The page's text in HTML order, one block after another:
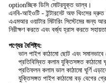
optionচ্ছিক ডিসি মোটরযুক্ত ভাল্ব।
এনবি-আইওটি - ইন্টারনেট অফ থিংসের দ্রুত
এএমআর ওয়াটার মিটারিং সিস্টেমের জন্য
নিরীক্ষণ করতে এবং বর্জ্য হ্রাস করতে
পণ্যের বৈশিষ্ট্য:
ভাল পাইপ কাঠামো ছোট এবং সমানভাবে
প্রতিবিম্বিত কলাম যুক্তিসঙ্গত কাঠামো
প্রতিফলন কলাম ভাল কাঠামো ঘূর্ণি
যুক্তিসঙ্গত পাইপ কাঠামো বড় বেগের